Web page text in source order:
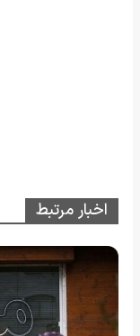
اخبار مرتبط